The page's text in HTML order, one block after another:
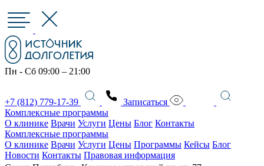
Пн - Сб 09:00 – 21:00
+7 (812) 779-17-39
Записаться
Комплексные программы
О клинике Врачи Услуги Цены Блог Контакты
Комплексные программы
О клинике Врачи Услуги Цены Программы Кейсы Блог
Новости Контакты Правовая информация